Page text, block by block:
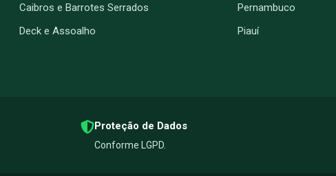
Caibros e Barrotes Serrados
Deck e Assoalho
Pernambuco
Piauí
Proteção de Dados
Conforme LGPD.